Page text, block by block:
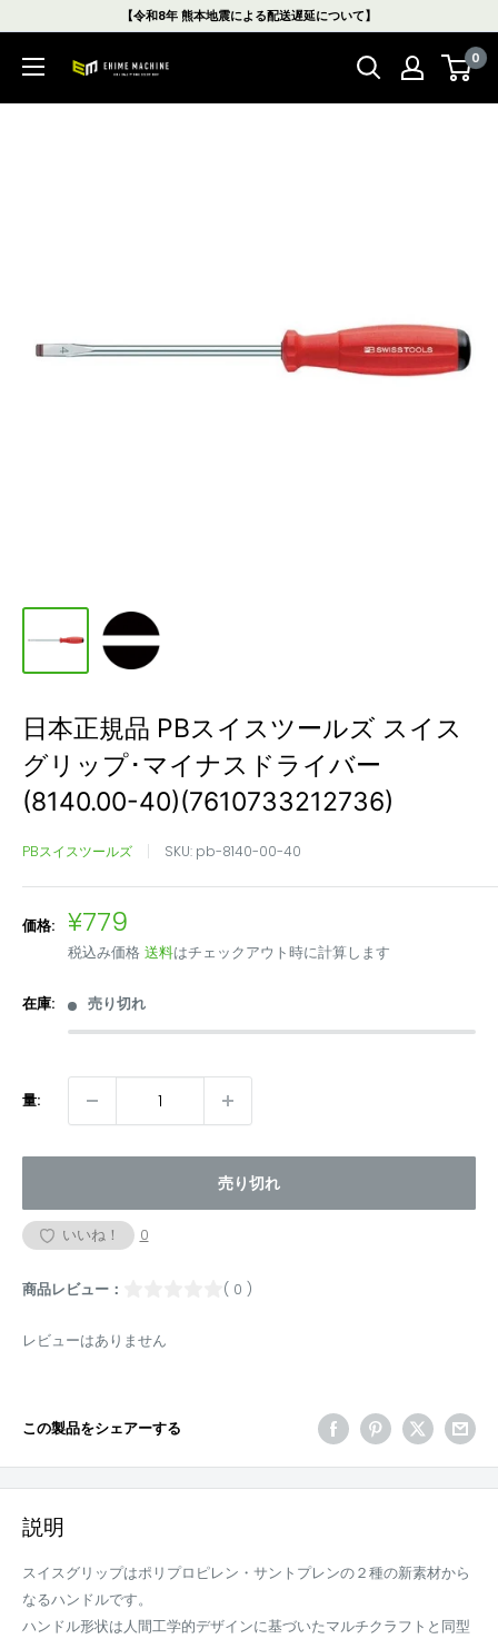
ン
【令和8年 熊本地震による配送遅延について】
エ
0
日本正規品 PBスイスツールズ スイス
グリップ･マイナスドライバー
(8140.00-40)(7610733212736)
PBスイスツールズ SKU: pb-8140-00-40
価格: 販
売
価
格
¥779
税込み価格 送料はチェックアウト時に計算します
在庫: 売り切れ
量:
売り切れ
いいね！ 0
商品レビュー： ( 0 )
レビューはありません
この製品をシェアーする
説明
スイスグリップはポリプロピレン・サントプレンの２種の新素材から
なるハンドルです。
ハンドル形状は人間工学的デザインに基づいたマルチクラフトと同型